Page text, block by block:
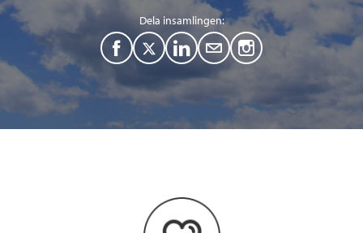
Dela insamlingen:
F
a
T
w
e
L
i
M